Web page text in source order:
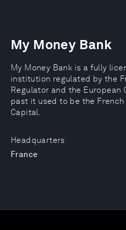
Headquarters
France
My Money Bank
My Money Bank is a fully
institution regulated by the
Regulator and the European
past it used to be the
Capital.